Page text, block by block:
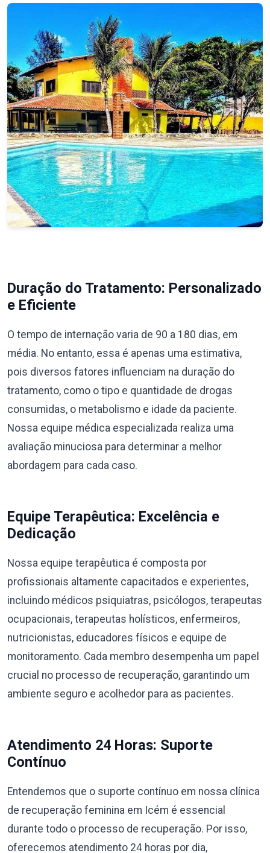
Duração do Tratamento: Personalizado
e Eficiente
O tempo de internação varia de 90 a 180 dias, em
média. No entanto, essa é apenas uma estimativa,
pois diversos fatores influenciam na duração do
tratamento, como o tipo e quantidade de drogas
consumidas, o metabolismo e idade da paciente.
Nossa equipe médica especializada realiza uma
avaliação minuciosa para determinar a melhor
abordagem para cada caso.
Equipe Terapêutica: Excelência e
Dedicação
Nossa equipe terapêutica é composta por
profissionais altamente capacitados e experientes,
incluindo médicos psiquiatras, psicólogos, terapeutas
ocupacionais, terapeutas holísticos, enfermeiros,
nutricionistas, educadores físicos e equipe de
monitoramento. Cada membro desempenha um papel
crucial no processo de recuperação, garantindo um
ambiente seguro e acolhedor para as pacientes.
Atendimento 24 Horas: Suporte
Contínuo
Entendemos que o suporte contínuo em nossa clínica
de recuperação feminina em Icém é essencial
durante todo o processo de recuperação. Por isso,
oferecemos atendimento 24 horas por dia,